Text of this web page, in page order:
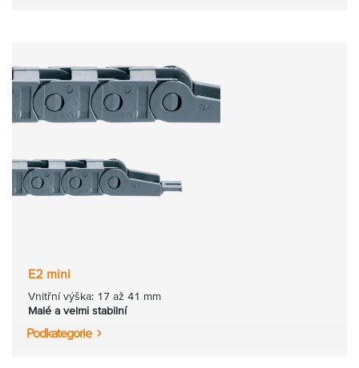
E2 mini
Vnitřní výška: 17 až 41 mm
Malé a velmi stabilní
Podkategorie